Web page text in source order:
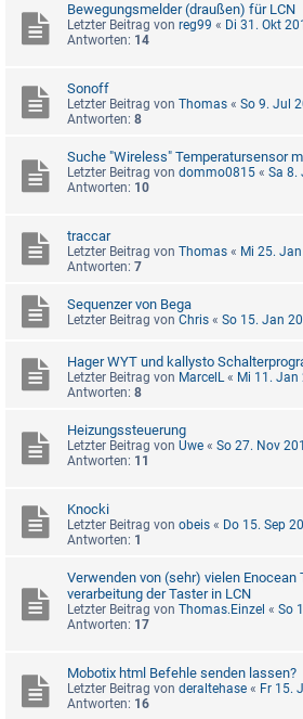
Bewegungsmelder (draußen) für LCN
Letzter Beitrag von reg99 « Di 31. Okt
Antworten: 14
Sonoff
Letzter Beitrag von Thomas « So 9. Jul
Antworten: 8
Suche "Wireless" Temperatursensor
Letzter Beitrag von dommo0815 « Sa 8.
Antworten: 10
traccar
Letzter Beitrag von Thomas « Mi 25.
Antworten: 7
Sequenzer von Bega
Letzter Beitrag von Chris « So 15. Jan
Hager WYT und kallysto
Letzter Beitrag von MarcelL« Mi 11. Jan
Antworten: 8
Heizungssteuerung
Letzter Beitrag von Uwe « So 27. Nov
Antworten: 11
Knocki
Letzter Beitrag von obeis « Do 15. Sep
Antworten: 1
Verwenden von (sehr) vielen Enocean
verarbeitung der Taster in LCN
Letzter Beitrag von Thomas.Einzel « So
Antworten: 17
Mobotix html Befehle senden lassen?
Letzter Beitrag von deraltehase « Fr 15.
Antworten: 16